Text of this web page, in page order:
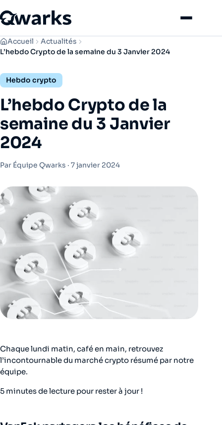
Menu
Accueil
Actualités
L’hebdo Crypto de la semaine du 3 Janvier 2024
Hebdo crypto
L’hebdo Crypto de la
semaine du 3 Janvier
2024
Par Équipe Qwarks · 7 janvier 2024
Chaque lundi matin, café en main, retrouvez
l’incontournable du marché crypto résumé par notre
équipe.
5 minutes de lecture pour rester à jour !